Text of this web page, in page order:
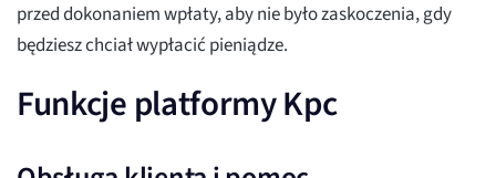
przed dokonaniem wpłaty, aby nie było zaskoczenia, gdy
będziesz chciał wypłacić pieniądze.
Funkcje platformy Kpc